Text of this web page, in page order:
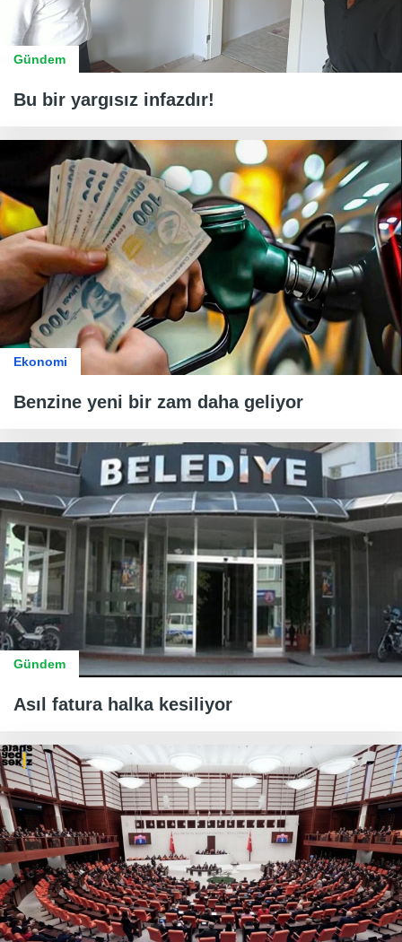
Gündem
Bu bir yargısız infazdır!
Ekonomi
Benzine yeni bir zam daha geliyor
Gündem
Asıl fatura halka kesiliyor